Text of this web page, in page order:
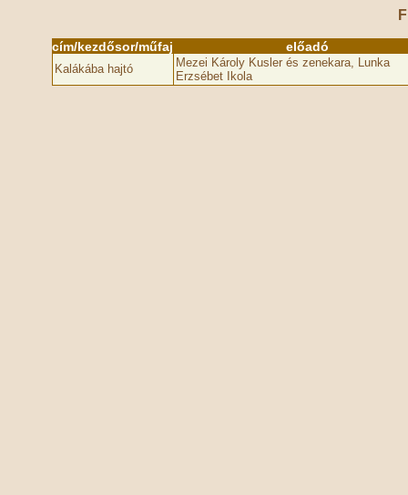
cím/kezdősor/műfaj előadó
Kalákába hajtó
Mezei Károly Kusler és zenekara, Lunka
Erzsébet Ikola